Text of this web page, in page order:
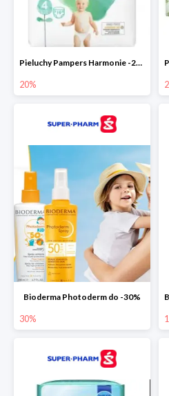
Pieluchy Pampers Harmonie -20%
20%
Bioderma Photoderm do -30%
30%